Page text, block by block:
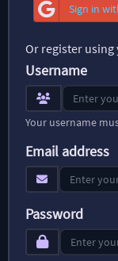
Sign in
Or register using
Username
Your username
Email address
Password